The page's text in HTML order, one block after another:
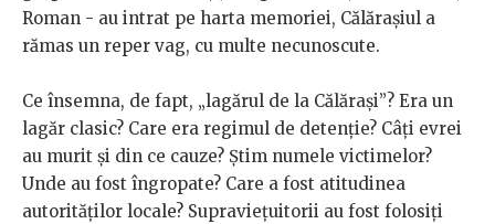
Roman - au intrat pe harta memoriei, Călărașiul a
rămas un reper vag, cu multe necunoscute.
Ce însemna, de fapt, „lagărul de la Călărași”? Era un
lagăr clasic? Care era regimul de detenție? Câți evrei
au murit și din ce cauze? Știm numele victimelor?
Unde au fost îngropate? Care a fost atitudinea
autorităților locale? Supraviețuitorii au fost folosiți